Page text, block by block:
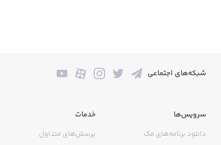
شبکه‌های اجتماعی
سرویس‌ها
دانلود برنامه‌های مک
خدمات
پرسش‌های متداول